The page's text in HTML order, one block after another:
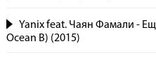
Yanix feat. Чаян Фамали -
Ocean B) (2015)